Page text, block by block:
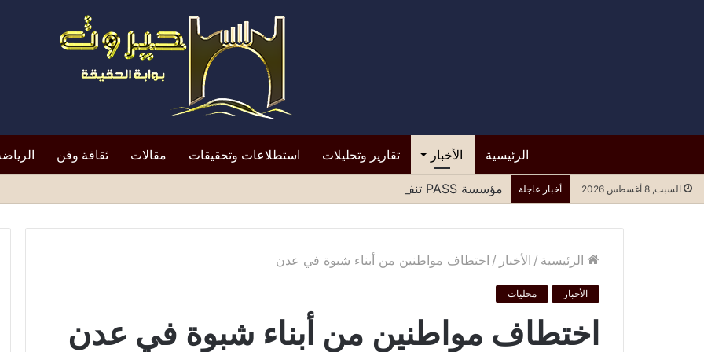
الرئيسية الأخبار تقارير وتحليلات استطلاعات وتحقيقات مقالات ثقافة وفن
السبت, 8 أغسطس 2026 أخبار عاجلة مؤسسة PASS تنفذ الطاولة المستديرة الرابعة لتعزيز المشاركة العادلة للنساء في مسارات السلام وصنع القرار
الرئيسية / الأخبار / اختطاف مواطنين من أبناء شبوة في عدن
الأخبار محليات
اختطاف مواطنين من أبناء شبوة في عدن